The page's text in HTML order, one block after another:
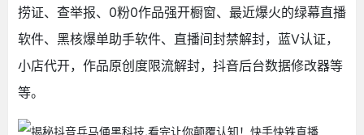
捞证、查举报、0粉0作品强开橱窗、最近爆火的绿幕直播
软件、黑核爆单助手软件、直播间封禁解封，蓝V认证，
小店代开，作品原创度限流解封，抖音后台数据修改器等
等。